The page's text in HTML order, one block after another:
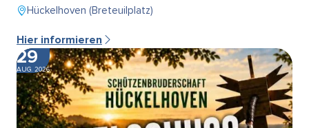
Hückelhoven (Breteuilplatz)
Hier informieren
29
AUG. 2026